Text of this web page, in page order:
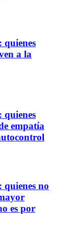
quienes
a la
quienes
empatía
quienes no
es por